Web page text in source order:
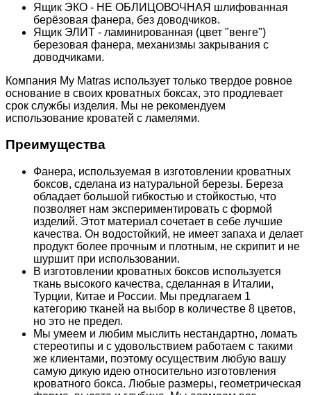
Ящик ЭКО - НЕ ОБЛИЦОВОЧНАЯ шлифованная
берёзовая фанера, без доводчиков.
Ящик ЭЛИТ - ламинированная (цвет "венге")
березовая фанера, механизмы закрывания с
доводчиками.
Компания My Matras использует только твердое ровное
основание в своих кроватных боксах, это продлевает
срок службы изделия. Мы не рекомендуем
использование кроватей с ламелями.
Преимущества
Фанера, используемая в изготовлении кроватных
боксов, сделана из натуральной березы. Береза
обладает большой гибкостью и стойкостью, что
позволяет нам экспериментировать с формой
изделий. Этот материал сочетает в себе лучшие
качества. Он водостойкий, не имеет запаха и делает
продукт более прочным и плотным, не скрипит и не
шуршит при использовании.
В изготовлении кроватных боксов используется
ткань высокого качества, сделанная в Италии,
Турции, Китае и России. Мы предлагаем 1
категорию тканей на выбор в количестве 8 цветов,
но это не предел.
Мы умеем и любим мыслить нестандартно, ломать
стереотипы и с удовольствием работаем с такими
же клиентами, поэтому осуществим любую вашу
самую дикую идею относительно изготовления
кроватного бокса. Любые размеры, геометрическая